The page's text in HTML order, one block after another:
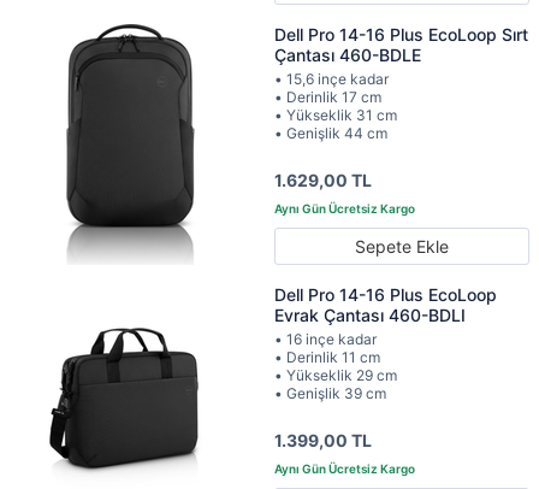
Dell Pro 14-16 Plus EcoLoop Sırt
Çantası 460-BDLE
• 15,6 inçe kadar
• Derinlik 17 cm
• Yükseklik 31 cm
• Genişlik 44 cm
1.629,00 TL
Sepete Ekle
Dell Pro 14-16 Plus EcoLoop
Evrak Çantası 460-BDLI
• 16 inçe kadar
• Derinlik 11 cm
• Yükseklik 29 cm
• Genişlik 39 cm
1.399,00 TL